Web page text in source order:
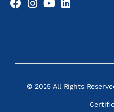
© 2025 All Rights